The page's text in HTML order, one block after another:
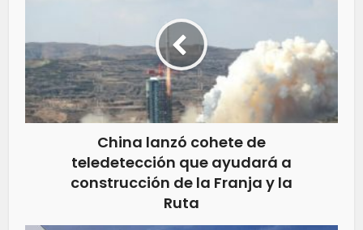
China lanzó cohete de
teledetección que ayudará a
construcción de la Franja y la
Ruta